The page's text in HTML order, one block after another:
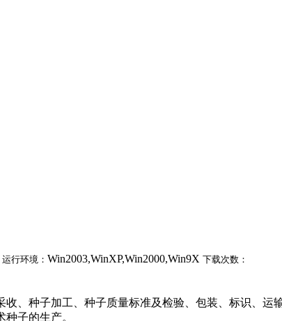
运行环境： Win2003,WinXP,Win2000,Win9X 下载次数：
、种子加工、种子质量标准及检验、包装、标识、运
子的生产。